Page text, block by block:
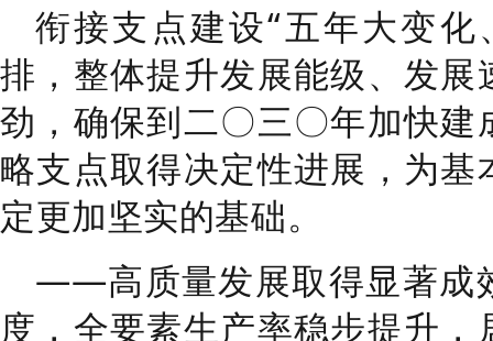
衔接支点建设“五年大变化
排，整体提升发展能级、发
劲，确保到二〇三〇年加快建
略支点取得决定性进展，为
定更加坚实的基础。
——高质量发展取得显著
度，全要素生产率稳步提升